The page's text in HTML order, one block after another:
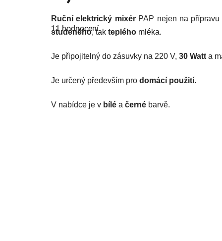
Průměrné
hodnocení
produktu
je
z
5
11 hodnocení
Ruční elektrický mixérPAP nejen na přípravu
studeného, tak teplého mléka.
Je připojitelný do zásuvky na 220 V, 30 Watt a
Je určený především pro domácí použití.
V nabídce je v bílé a černé barvě.